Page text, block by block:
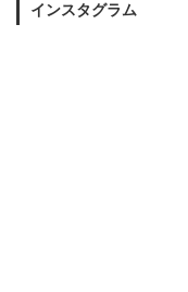
インスタグラム